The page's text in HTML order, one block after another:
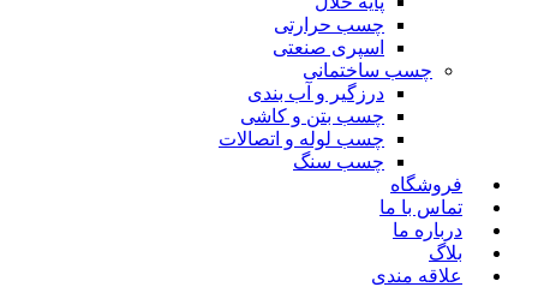
چسب حرارتی
اسپری صنعتی
چسب ساختمانی
درزگیر و آب بندی
چسب بتن و کاشی
چسب لوله و اتصالات
چسب سنگ
فروشگاه
تماس با ما
درباره ما
بلاگ
علاقه مندی